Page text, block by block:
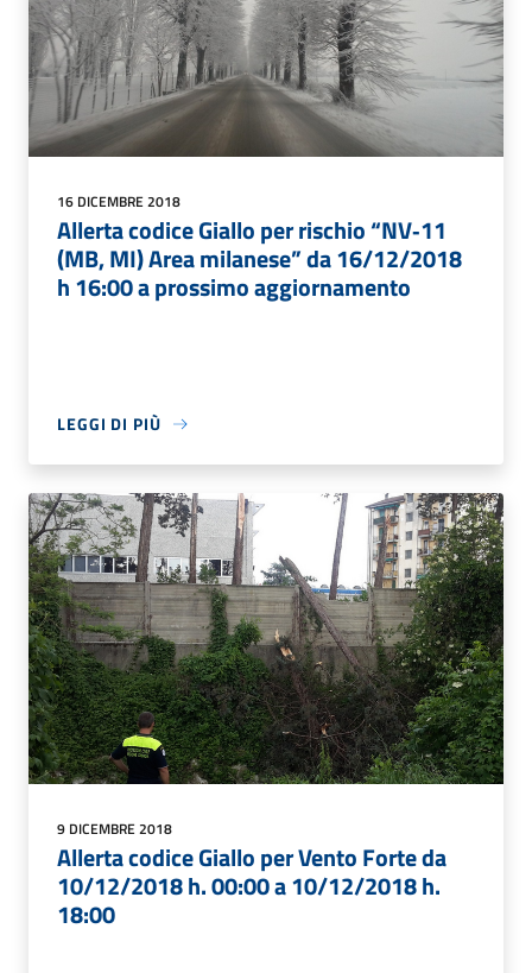
16 DICEMBRE 2018
Allerta codice Giallo per rischio “NV‐11
(MB, MI) Area milanese” da 16/12/2018
h 16:00 a prossimo aggiornamento
LEGGI DI PIÙ
9 DICEMBRE 2018
Allerta codice Giallo per Vento Forte da
10/12/2018 h. 00:00 a 10/12/2018 h.
18:00